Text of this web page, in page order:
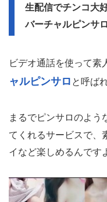
生配信でチンコ大
バーチャルピンサ
ビデオ通話を使って素
ャルピンサロ と呼ば
まるでピンサロのよう
てくれるサービスで、
イなど楽しめるんです